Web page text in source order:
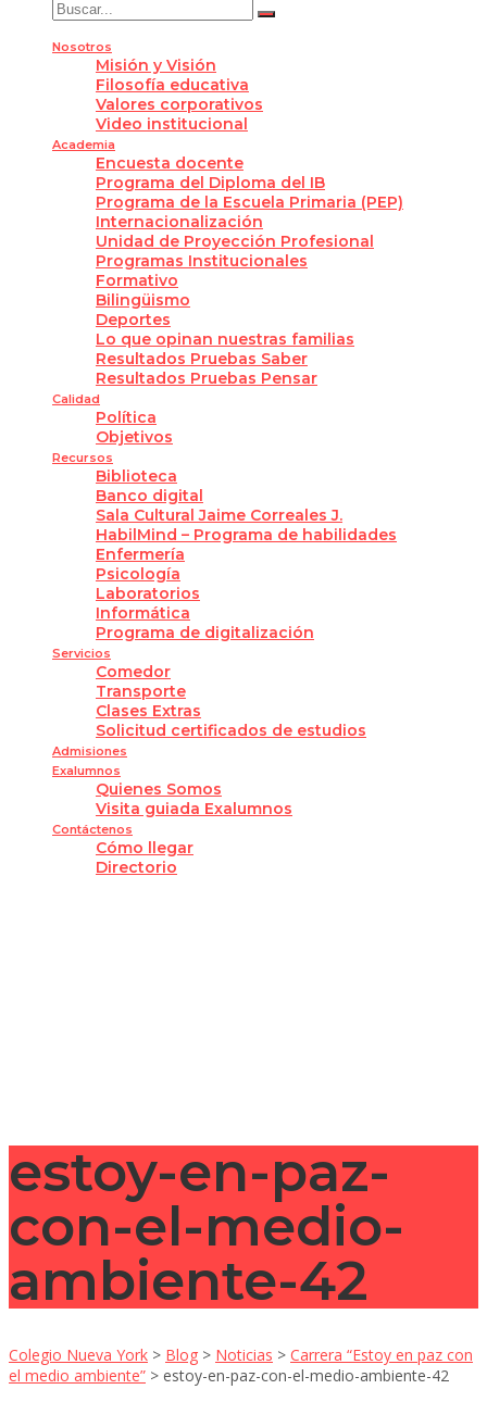
Nosotros
Misión y Visión
Filosofía educativa
Valores corporativos
Video institucional
Academia
Encuesta docente
Programa del Diploma del IB
Programa de la Escuela Primaria (PEP)
Internacionalización
Unidad de Proyección Profesional
Programas Institucionales
Formativo
Bilingüismo
Deportes
Lo que opinan nuestras familias
Resultados Pruebas Saber
Resultados Pruebas Pensar
Calidad
Política
Objetivos
Recursos
Biblioteca
Banco digital
Sala Cultural Jaime Correales J.
HabilMind – Programa de habilidades
Enfermería
Psicología
Laboratorios
Informática
Programa de digitalización
Servicios
Comedor
Transporte
Clases Extras
Solicitud certificados de estudios
Admisiones
Exalumnos
Quienes Somos
Visita guiada Exalumnos
Contáctenos
Cómo llegar
Directorio
estoy-en-paz-
con-el-medio-
ambiente-42
Colegio Nueva York > Blog > Noticias > Carrera “Estoy en paz con
el medio ambiente” > estoy-en-paz-con-el-medio-ambiente-42